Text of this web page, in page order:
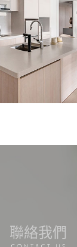
聯絡我們